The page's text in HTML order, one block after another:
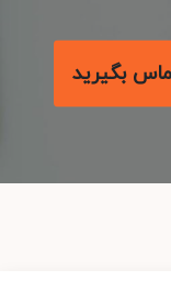
بگیرید